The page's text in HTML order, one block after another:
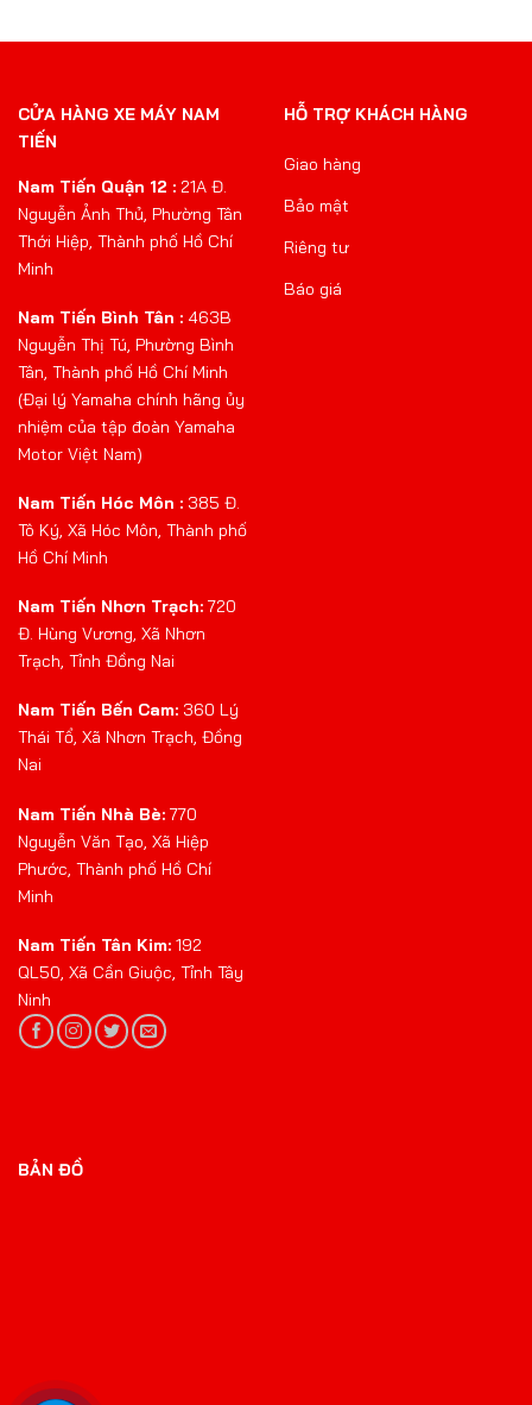
CỬA HÀNG XE MÁY NAM
TIẾN
Nam Tiến Quận 12 : 21A Đ.
Nguyễn Ảnh Thủ, Phường Tân
Thới Hiệp, Thành phố Hồ Chí
Minh
Nam Tiến Bình Tân : 463B
Nguyễn Thị Tú, Phường Bình
Tân, Thành phố Hồ Chí Minh
(Đại lý Yamaha chính hãng ủy
nhiệm của tập đoàn Yamaha
Motor Việt Nam)
Nam Tiến Hóc Môn : 385 Đ.
Tô Ký, Xã Hóc Môn, Thành phố
Hồ Chí Minh
Nam Tiến Nhơn Trạch: 720
Đ. Hùng Vương, Xã Nhơn
Trạch, Tỉnh Đồng Nai
Nam Tiến Bến Cam: 360 Lý
Thái Tổ, Xã Nhơn Trạch, Đồng
Nai
Nam Tiến Nhà Bè: 770
Nguyễn Văn Tạo, Xã Hiệp
Phước, Thành phố Hồ Chí
Minh
Nam Tiến Tân Kim: 192
QL50, Xã Cần Giuộc, Tỉnh Tây
Ninh
HỖ TRỢ KHÁCH HÀNG
Giao hàng
Bảo mật
Riêng tư
Báo giá
BẢN ĐỒ